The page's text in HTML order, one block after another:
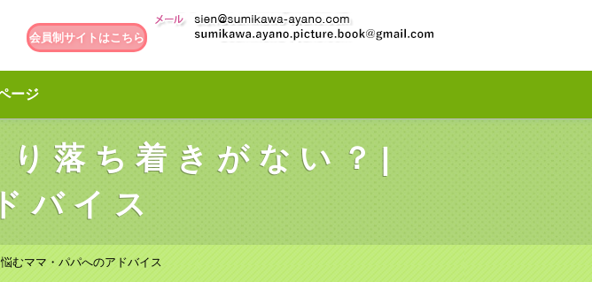
会員制サイトはこちら
ージ
落ち着きがない？|
バイス
むママ・パパへのアドバイス